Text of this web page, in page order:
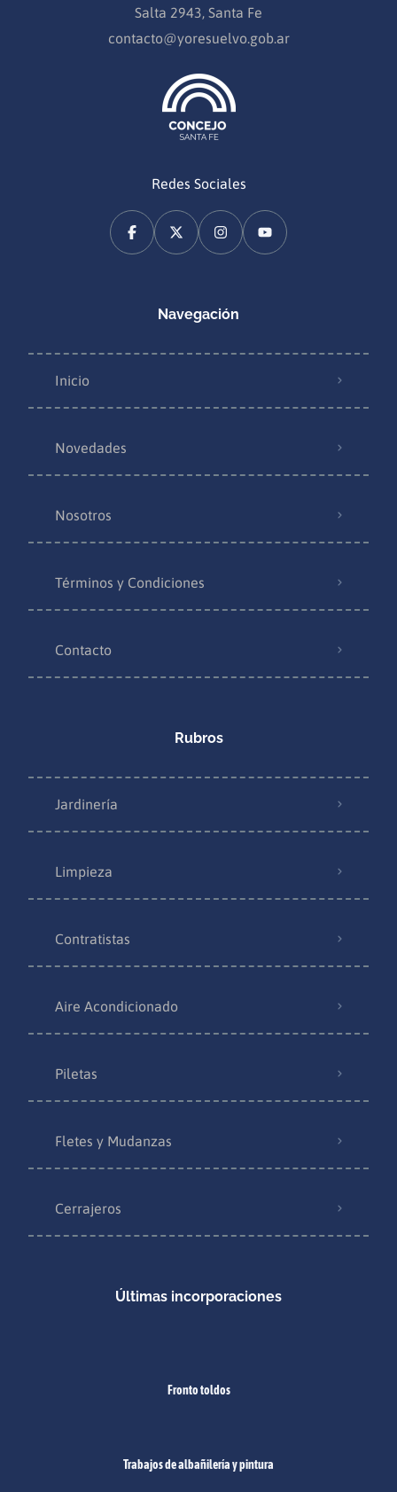
Salta 2943, Santa Fe
contacto@yoresuelvo.gob.ar
Redes Sociales
Navegación
Inicio
Novedades
Nosotros
Términos y Condiciones
Contacto
Rubros
Jardinería
Limpieza
Contratistas
Aire Acondicionado
Piletas
Fletes y Mudanzas
Cerrajeros
Últimas incorporaciones
Fronto toldos
Trabajos de albañilería y pintura